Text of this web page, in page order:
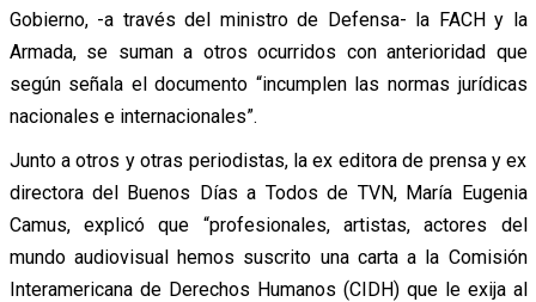
Gobierno, -a través del ministro de Defensa- la FACH y la
Armada, se suman a otros ocurridos con anterioridad que
según señala el documento “incumplen las normas jurídicas
nacionales e internacionales”.
Junto a otros y otras periodistas, la ex editora de prensa y ex
directora del Buenos Días a Todos de TVN, María Eugenia
Camus, explicó que “profesionales, artistas, actores del
mundo audiovisual hemos suscrito una carta a la Comisión
Interamericana de Derechos Humanos (CIDH) que le exija al